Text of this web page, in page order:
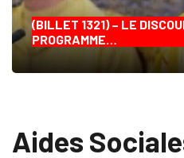
(BILLET 1321) – LE
PROGRAMME…
Aides